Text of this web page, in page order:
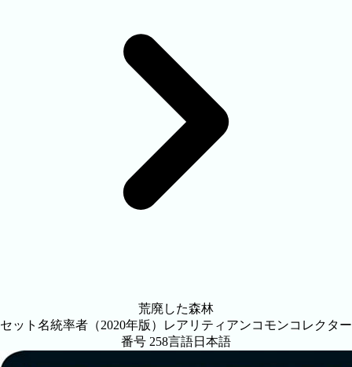
荒廃した森林
セット名統率者（2020年版） レアリティ アンコモンコレクター
番号 258言語日本語